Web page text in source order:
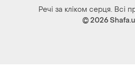
Речі за кліком серця. Всі
© 2026